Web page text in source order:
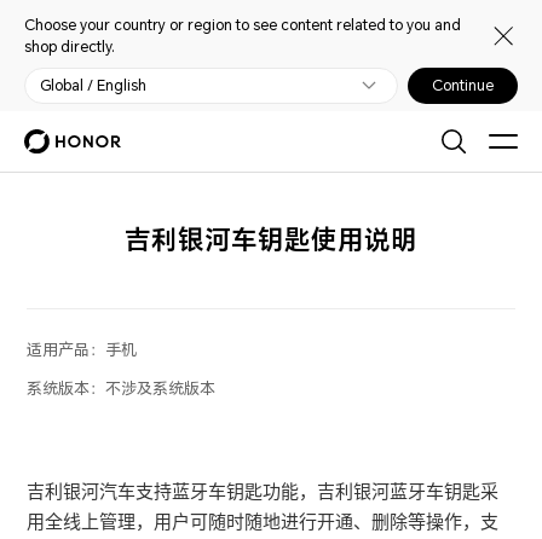
Choose your country or region to see content related to you and
shop directly.
Global / English Continue
吉利银河车钥匙使用说明
适用产品： 手机
系统版本：不涉及系统版本
吉利银河汽车支持蓝牙车钥匙功能，吉利银河蓝牙车钥匙采
用全线上管理，用户可随时随地进行开通、删除等操作，支